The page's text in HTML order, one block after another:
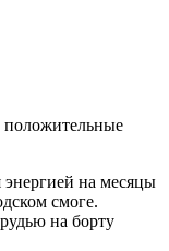
положительные
энергией на месяцы
смоге.
на борту